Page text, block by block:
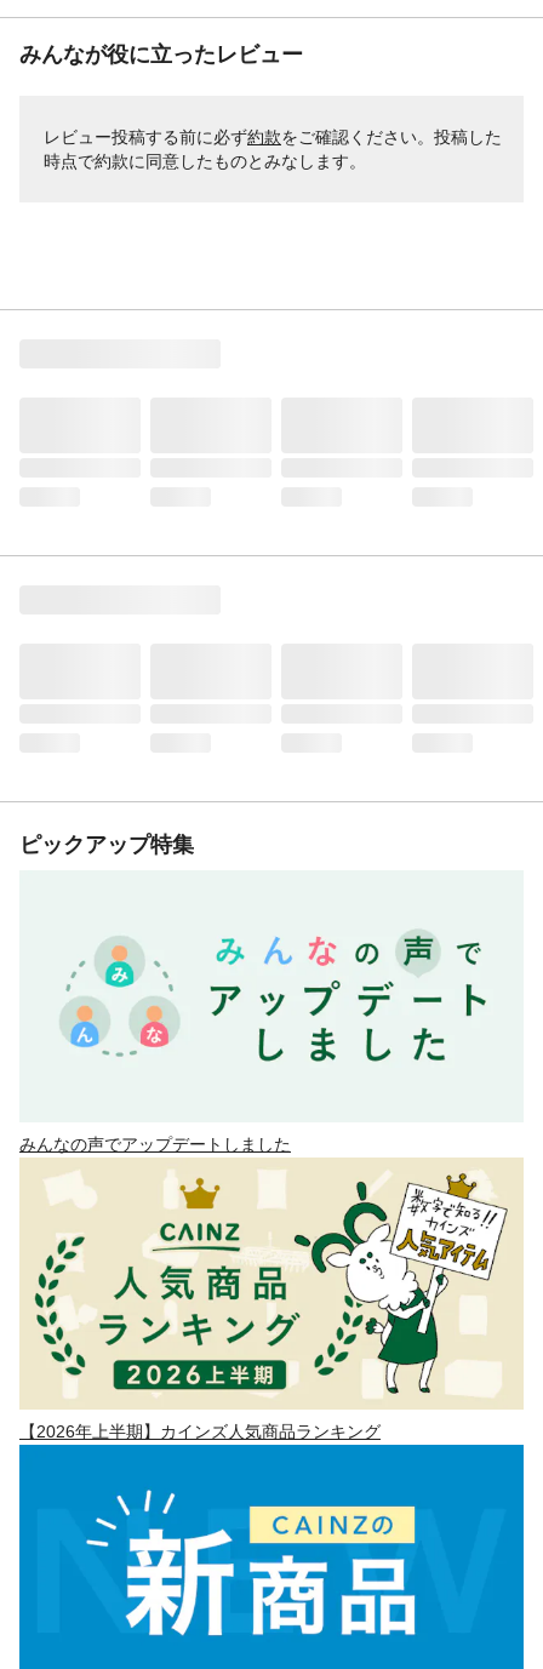
みんなが役に立ったレビュー
レビュー投稿する前に必ず約款をご確認ください。投稿した
時点で約款に同意したものとみなします。
ピックアップ特集
みんなの声でアップデートしました
【2026年上半期】カインズ人気商品ランキング